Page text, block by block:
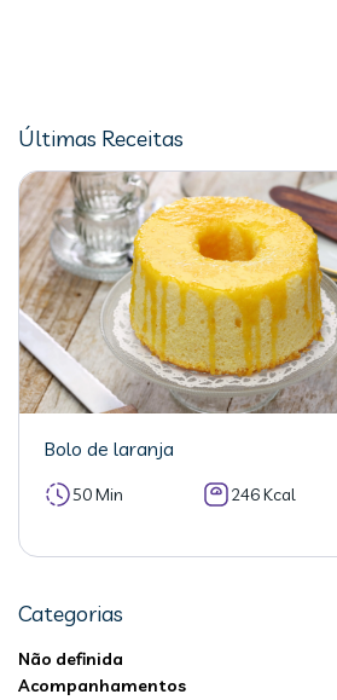
Últimas Receitas
Bolo de laranja
50 Min 246 Kcal
Categorias
Não definida
Acompanhamentos